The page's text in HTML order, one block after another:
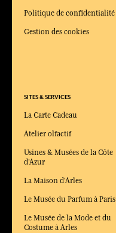
Politique de confidentialité
Gestion des cookies
SITES & SERVICES
La Carte Cadeau
Atelier olfactif
Usines & Musées de la Côte
d'Azur
La Maison d'Arles
Le Musée du Parfum à Paris
Le Musée de la Mode et du
Costume à Arles